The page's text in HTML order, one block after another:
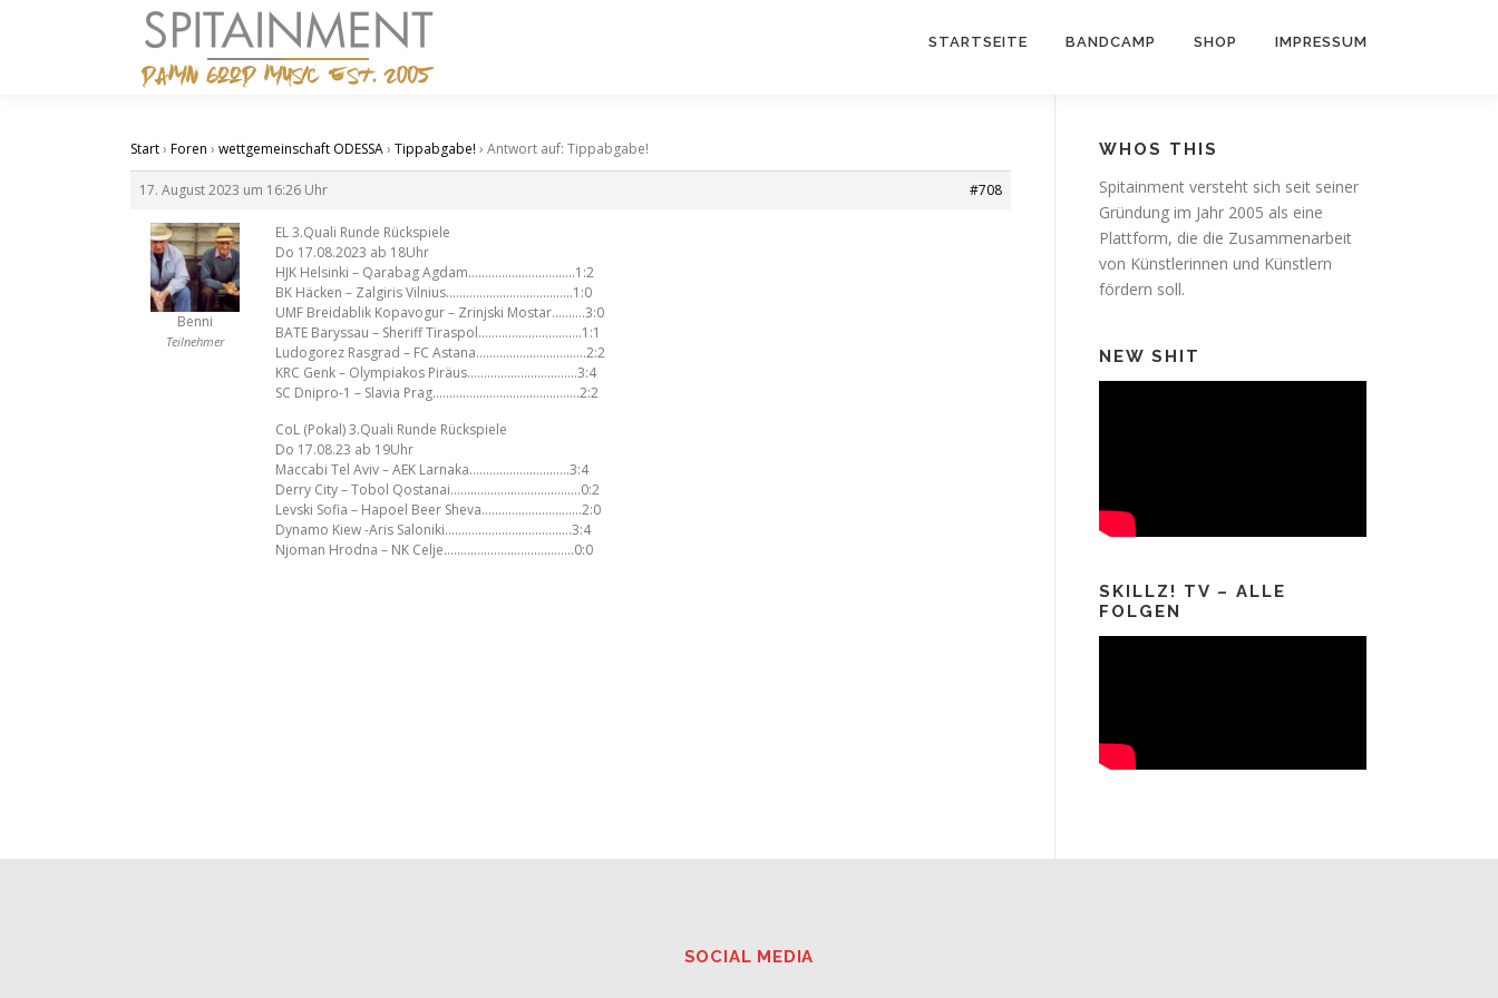
STARTSEITE BANDCAMP SHOP IMPRESSUM
Start› Foren › wettgemeinschaft ODESSA› Tippabgabe! › Antwort auf: Tippabgabe!
17. August 2023 um 16:26 Uhr #708
Benni
Teilnehmer
EL 3.Quali Runde Rückspiele
Do 17.08.2023 ab 18Uhr
HJK Helsinki – Qarabag Agdam…………………………..1:2
BK Häcken – Zalgiris Vilnius………………………………..1:0
UMF Breidablik Kopavogur – Zrinjski Mostar……….3:0
BATE Baryssau – Sheriff Tiraspol………………………….1:1
Ludogorez Rasgrad – FC Astana……………………………2:2
KRC Genk – Olympiakos Piräus……………………………3:4
SC Dnipro-1 – Slavia Prag……………………………………..2:2
CoL (Pokal) 3.Quali Runde Rückspiele
Do 17.08.23 ab 19Uhr
Maccabi Tel Aviv – AEK Larnaka…………………………3:4
Derry City – Tobol Qostanai…………………………………0:2
Levski Sofia – Hapoel Beer Sheva…………………………2:0
Dynamo Kiew -Aris Saloniki………………………………..3:4
Njoman Hrodna – NK Celje…………………………………0:0
WHOS THIS
Spitainment versteht sich seit seiner
Gründung im Jahr 2005 als eine
Plattform, die die Zusammenarbeit
von Künstlerinnen und Künstlern
fördern soll.
NEW SHIT
SKILLZ! TV – ALLE
FOLGEN
SOCIAL MEDIA